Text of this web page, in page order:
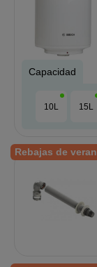
Capacidad
10L 15L
Rebajas de